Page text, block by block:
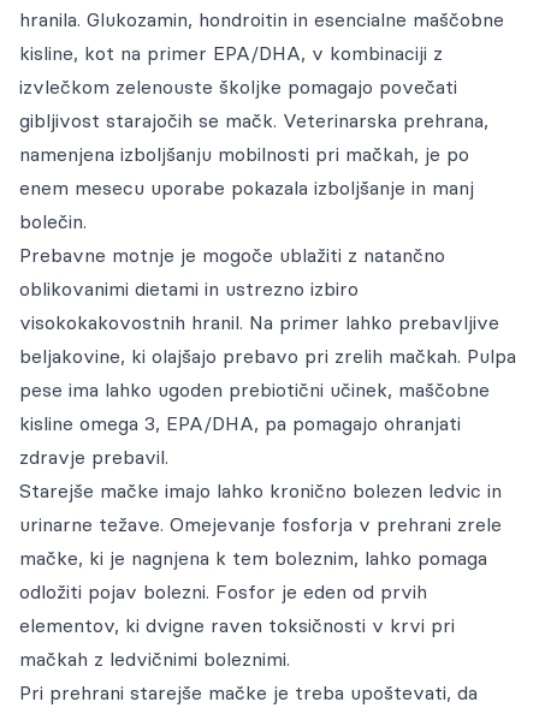
hranila. Glukozamin, hondroitin in esencialne maščobne
kisline, kot na primer EPA/DHA, v kombinaciji z
izvlečkom zelenouste školjke pomagajo povečati
gibljivost starajočih se mačk. Veterinarska prehrana,
namenjena izboljšanju mobilnosti pri mačkah, je po
enem mesecu uporabe pokazala izboljšanje in manj
bolečin.
Prebavne motnje je mogoče ublažiti z natančno
oblikovanimi dietami in ustrezno izbiro
visokokakovostnih hranil. Na primer lahko prebavljive
beljakovine, ki olajšajo prebavo pri zrelih mačkah. Pulpa
pese ima lahko ugoden prebiotični učinek, maščobne
kisline omega 3, EPA/DHA, pa pomagajo ohranjati
zdravje prebavil.
Starejše mačke imajo lahko kronično bolezen ledvic in
urinarne težave. Omejevanje fosforja v prehrani zrele
mačke, ki je nagnjena k tem boleznim, lahko pomaga
odložiti pojav bolezni. Fosfor je eden od prvih
elementov, ki dvigne raven toksičnosti v krvi pri
mačkah z ledvičnimi boleznimi.
Pri prehrani starejše mačke je treba upoštevati, da